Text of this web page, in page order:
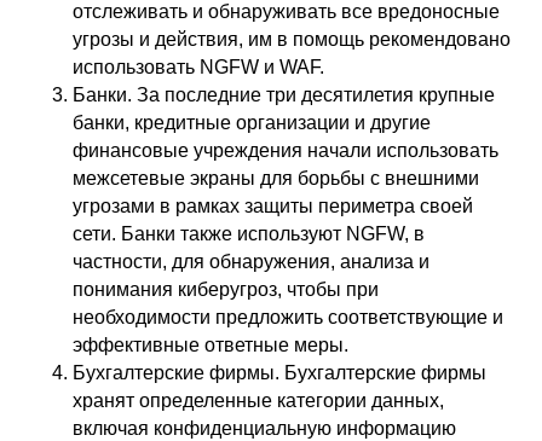
отслеживать и обнаруживать все вредоносные
угрозы и действия, им в помощь рекомендовано
использовать NGFW и WAF.
Банки. За последние три десятилетия крупные
банки, кредитные организации и другие
финансовые учреждения начали использовать
межсетевые экраны для борьбы с внешними
угрозами в рамках защиты периметра своей
сети. Банки также используют NGFW, в
частности, для обнаружения, анализа и
понимания киберугроз, чтобы при
необходимости предложить соответствующие и
эффективные ответные меры.
Бухгалтерские фирмы. Бухгалтерские фирмы
хранят определенные категории данных,
включая конфиденциальную информацию